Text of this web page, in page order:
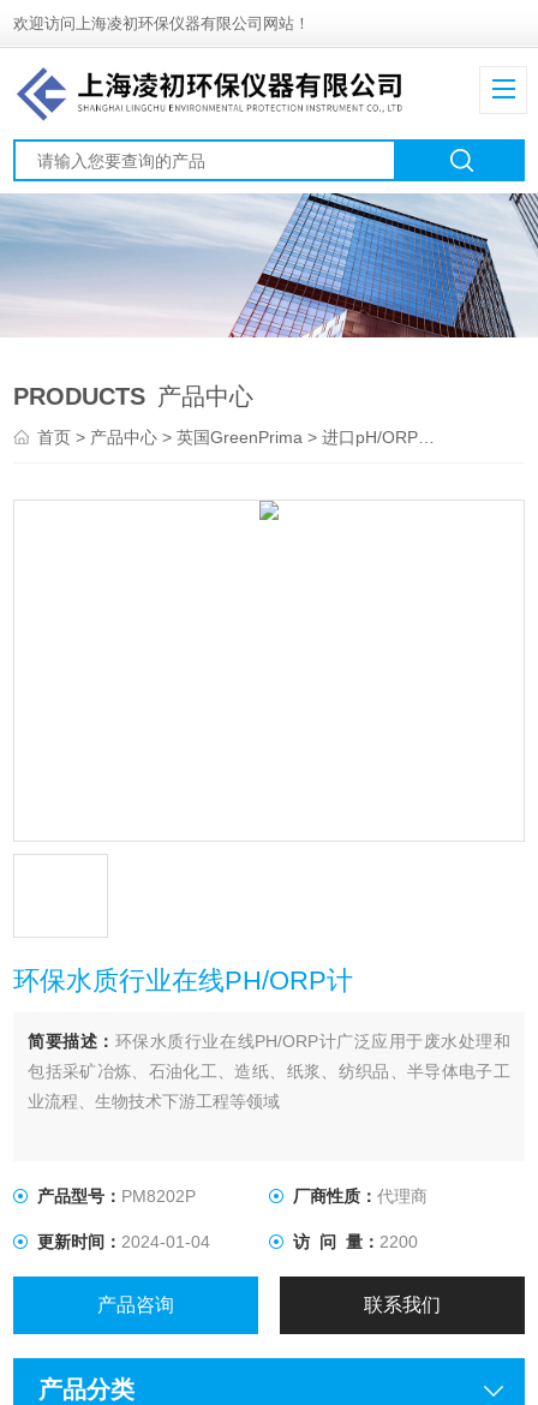
欢迎访问上海凌初环保仪器有限公司网站！
PRODUCTS 产品中心
首页> 产品中心 >英国GreenPrima >进口pH/ORP分析仪
环保水质行业在线PH/ORP计
简要描述： 环保水质行业在线PH/ORP计广泛应用于废水处理和
包括采矿冶炼、石油化工、造纸、纸浆、纺织品、半导体电子工
业流程、生物技术下游工程等领域
产品型号： PM8202P 厂商性质： 代理商
更新时间：2024-01-04 访 问 量： 2200
产品咨询 联系我们
产品分类